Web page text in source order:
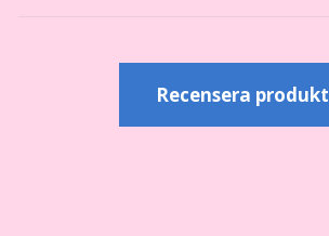
Recensera produkt